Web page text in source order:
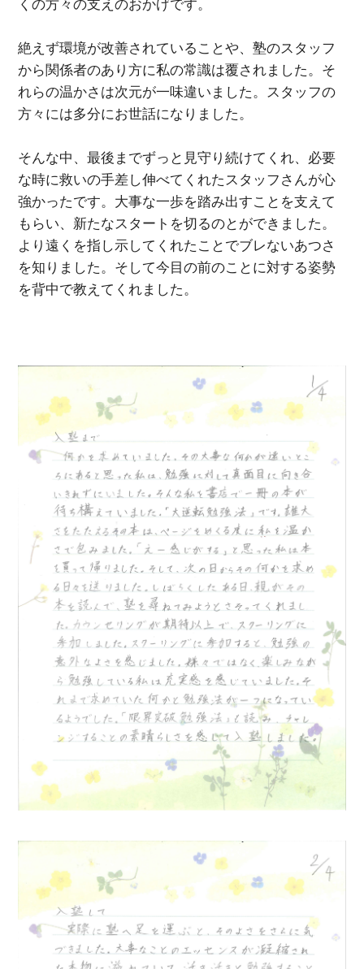
くの方々の支えのおかげです。
絶えず環境が改善されていることや、塾のスタッフ
から関係者のあり方に私の常識は覆されました。そ
れらの温かさは次元が一味違いました。スタッフの
方々には多分にお世話になりました。
そんな中、最後までずっと見守り続けてくれ、必要
な時に救いの手差し伸べてくれたスタッフさんが心
強かったです。大事な一歩を踏み出すことを支えて
もらい、新たなスタートを切るのとができました。
より遠くを指し示してくれたことでブレないあつさ
を知りました。そして今目の前のことに対する姿勢
を背中で教えてくれました。